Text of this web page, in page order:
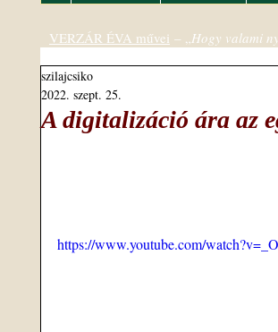
A digitalizáció ára az
szilajcsiko
2022. szept. 25.
https://www.youtube.com/
VERZÁR ÉVA művei – „Hogy valami